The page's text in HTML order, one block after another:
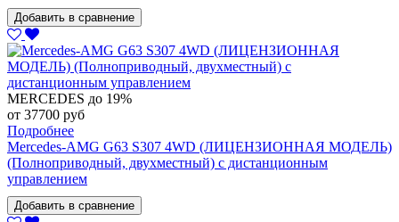
Добавить в сравнение
MERCEDES до 19%
от 37700 руб
Подробнее
Mercedes-AMG G63 S307 4WD (ЛИЦЕНЗИОННАЯ МОДЕЛЬ)
(Полноприводный, двухместный) с дистанционным
управлением
Добавить в сравнение